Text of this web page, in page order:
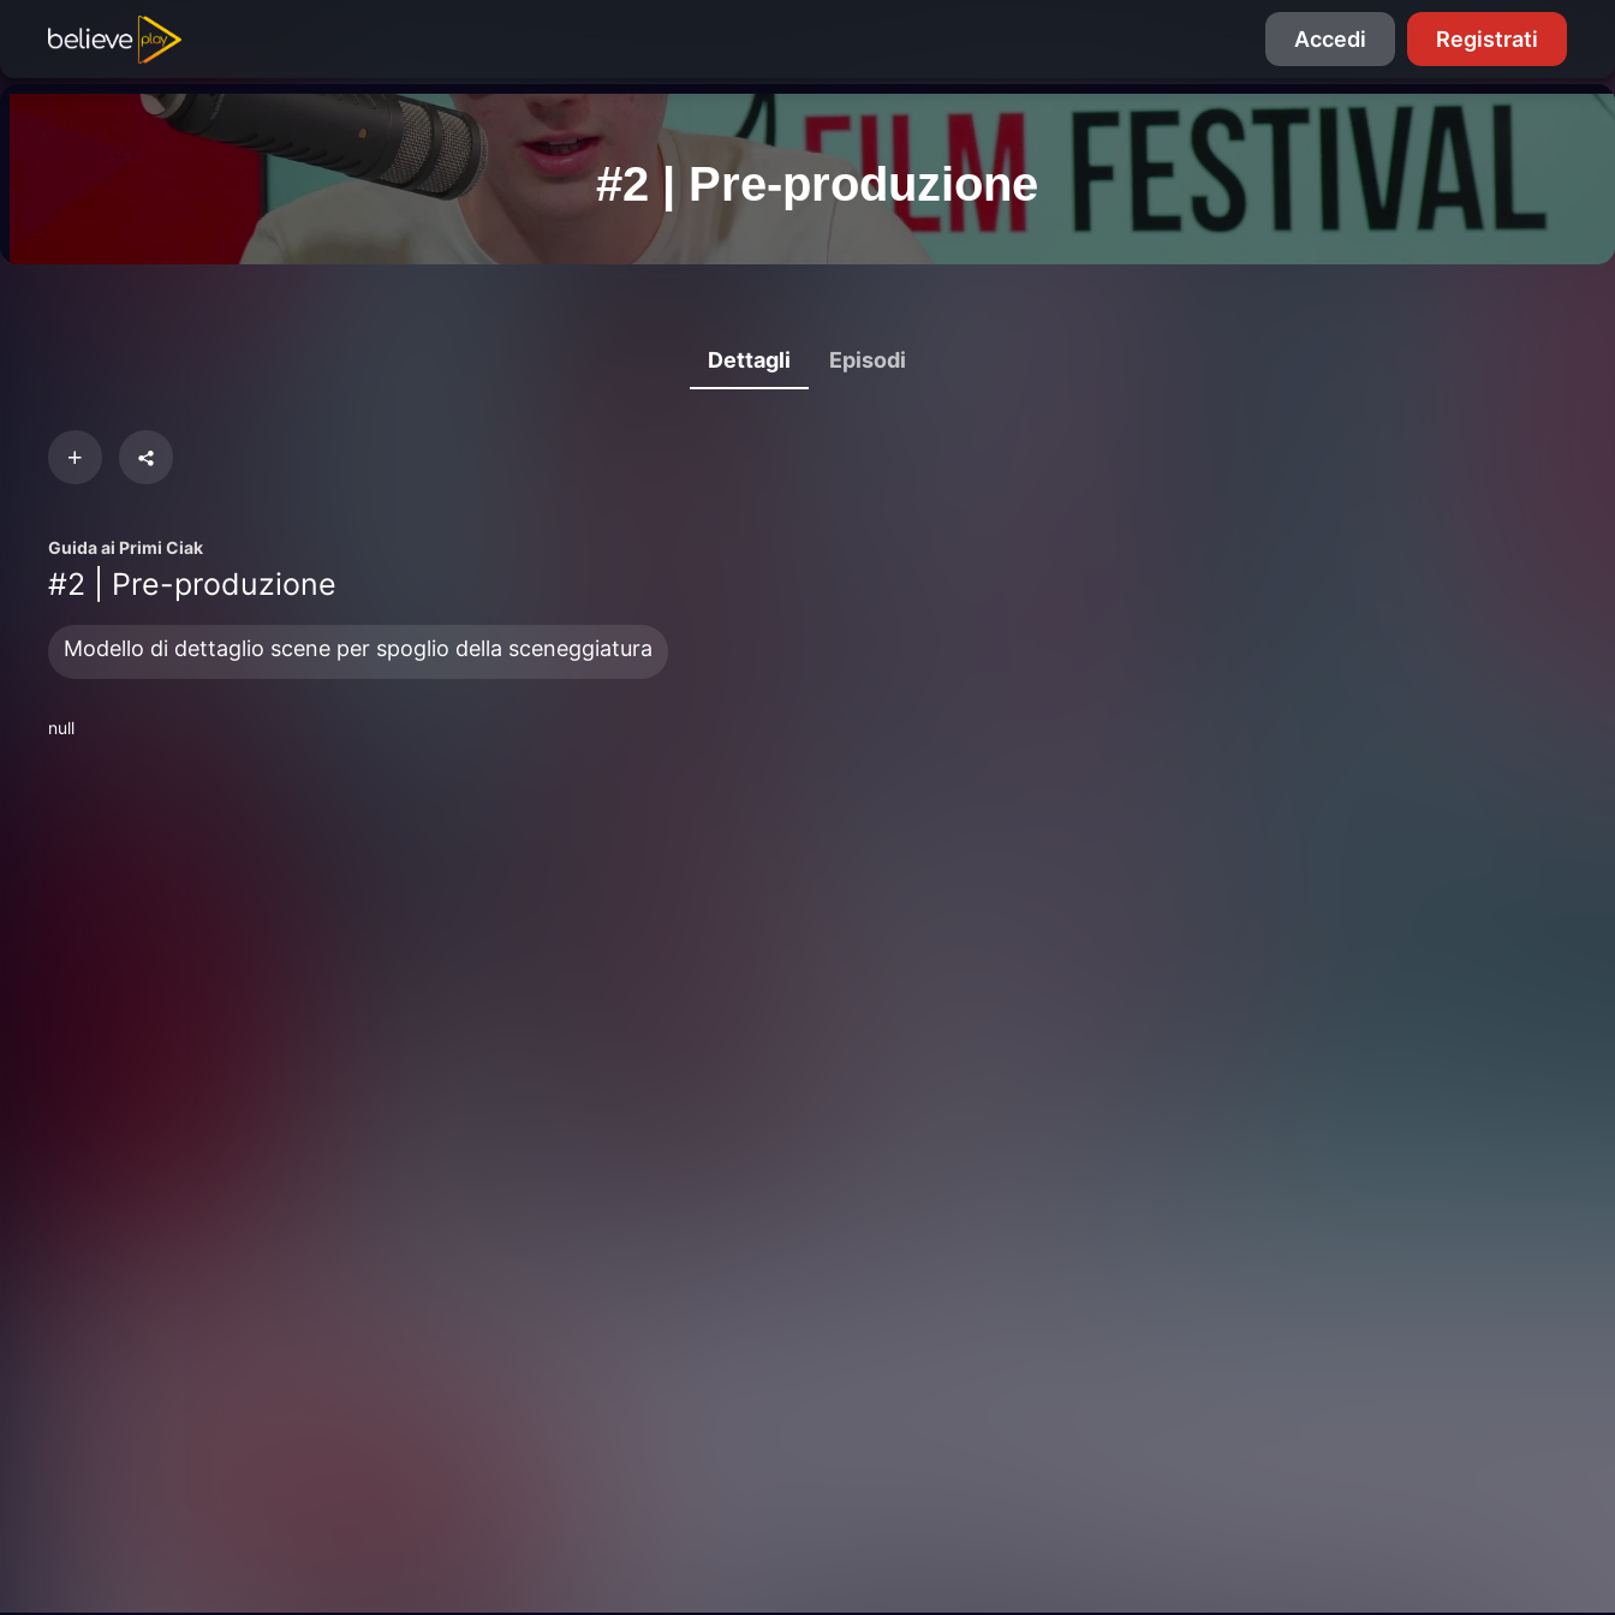
Accedi Registrati
Dettagli Episodi
Guida ai Primi Ciak
#2 | Pre-produzione
Modello di dettaglio scene per spoglio della sceneggiatura
null